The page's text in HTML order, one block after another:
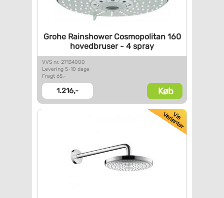
Grohe Rainshower Cosmopolitan160
hovedbruser - 4 spray
VVS nr. 27134000
Levering 5-10 dage
Fragt 65,-
1.216,- Køb